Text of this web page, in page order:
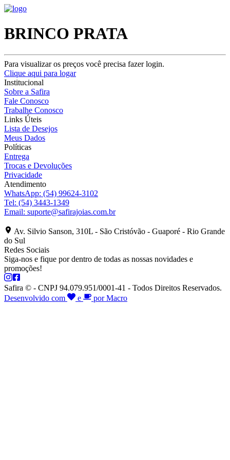
BRINCO PRATA
Para visualizar os preços você precisa fazer login.
Clique aqui para logar
Institucional
Sobre a Safira
Fale Conosco
Trabalhe Conosco
Links Úteis
Lista de Desejos
Meus Dados
Políticas
Entrega
Trocas e Devoluções
Privacidade
Atendimento
WhatsApp: (54) 99624-3102
Tel: (54) 3443-1349
Email: suporte@safirajoias.com.br
Av. Silvio Sanson, 310L - São Cristóvão - Guaporé - Rio Grande
do Sul
Redes Sociais
Siga-nos e fique por dentro de todas as nossas novidades e
promoções!
Safira © - CNPJ 94.079.951/0001-41 - Todos Direitos Reservados.
Desenvolvido com
e por Macro